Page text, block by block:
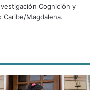
Cognición y
Caribe/Magdalena.